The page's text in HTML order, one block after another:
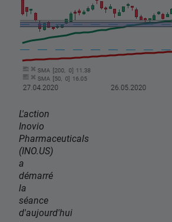
L'action
Inovio
Pharmaceuticals
(INO.US)
a
démarré
la
séance
d'aujourd'hui